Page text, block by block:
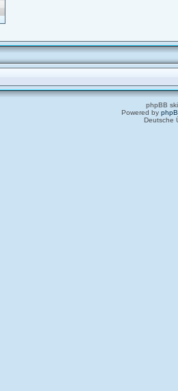
phpBB
Powered by
Deutsche